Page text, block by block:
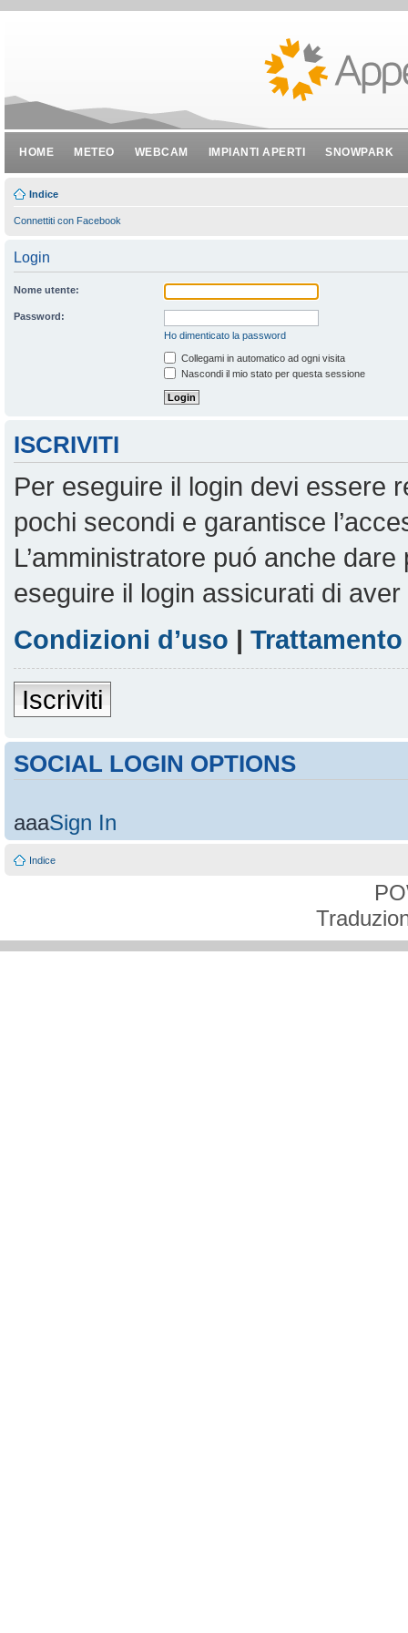
HOME METEO WEBCAM IMPIANTI APERTI SNOWPARK
Indice
Connettiti con Facebook
Login
Nome utente:
Password:
Ho dimenticato la password
Collegami in automatico ad ogni visita
Nascondi il mio stato per questa sessione
ISCRIVITI
Per eseguire il login devi essere
pochi secondi e garantisce
L’amministratore puó anche
eseguire il login assicurati di
Condizioni d’uso |
Iscriviti
SOCIAL LOGIN OPTIONS
aaaSign In
Indice